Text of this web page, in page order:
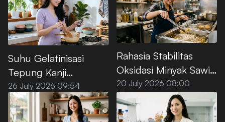
Suhu Gelatinisasi
Tepung Kanji
Premium, Ini Titik
Optimalnya
26 July 2026 09:54
Rahasia Stabilitas
Oksidasi Minyak Sawit
Premium untuk Deep
Frying
20 July 2026 08:00